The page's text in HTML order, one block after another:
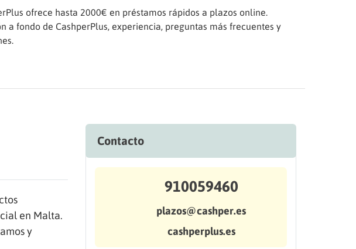
ofrece hasta 2000€ en préstamos rápidos a plazos online.
a fondo de CashperPlus, experiencia, preguntas más frecuentes y
en Malta.
y
Contacto
910059460
plazos@cashper.es
cashperplus.es